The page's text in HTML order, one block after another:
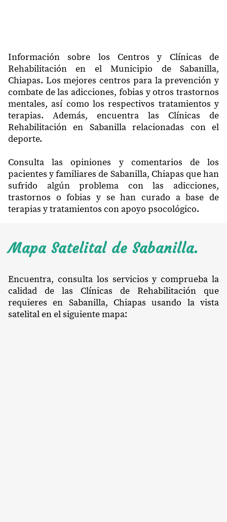
Información sobre los Centros y Clínicas de
Rehabilitación en el Municipio de Sabanilla,
Chiapas. Los mejores centros para la prevención y
combate de las adicciones, fobias y otros trastornos
mentales, así como los respectivos tratamientos y
terapias. Además, encuentra las Clínicas de
Rehabilitación en Sabanilla relacionadas con el
deporte.
Consulta las opiniones y comentarios de los
pacientes y familiares de Sabanilla, Chiapas que han
sufrido algún problema con las adicciones,
trastornos o fobias y se han curado a base de
terapias y tratamientos con apoyo psocológico.
Mapa Satelital de Sabanilla.
Encuentra, consulta los servicios y comprueba la
calidad de las Clínicas de Rehabilitación que
requieres en Sabanilla, Chiapas usando la vista
satelital en el siguiente mapa: